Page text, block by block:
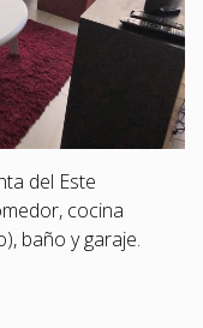
del Este
cocina
baño y garaje.